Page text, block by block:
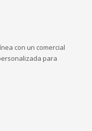
con un comercial
para